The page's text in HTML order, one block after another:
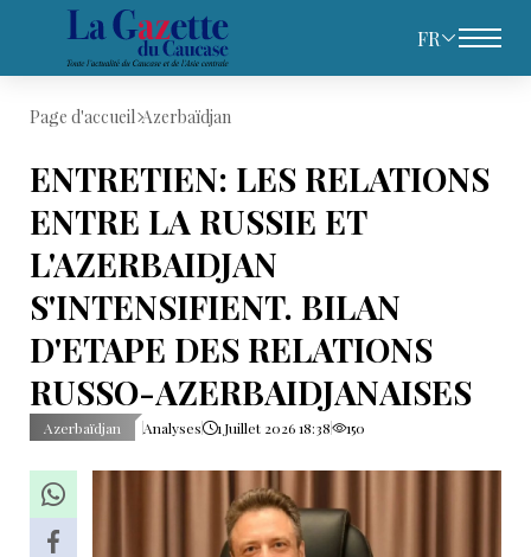
FR
Page d'accueil Azerbaïdjan
ENTRETIEN: LES RELATIONS
ENTRE LA RUSSIE ET
L'AZERBAIDJAN
S'INTENSIFIENT. BILAN
D'ETAPE DES RELATIONS
RUSSO-AZERBAIDJANAISES
Azerbaïdjan Analyses 1 Juillet 2026 18:38 150